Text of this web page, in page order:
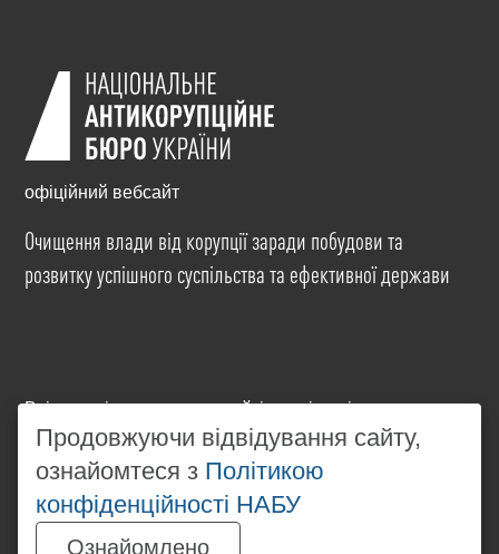
офіційний вебсайт
Очищення влади від корупції заради побудови та
розвитку успішного суспільства та ефективної держави
Всі матеріали на цьому сайті розміщені на умовах
ліцензіїCreative Commons Attribution-NonCommercial-
NoDerivatives 4.0 International. Використання будь-
яких матеріалів, розміщених на сайті, дозволяється
за умови посилання наwww.nabu.gov.ua
незалежності від повного або часткового
Продовжуючи відвідування сайту,
ознайомтеся з Політикою
конфіденційності НАБУ
Ознайомлено